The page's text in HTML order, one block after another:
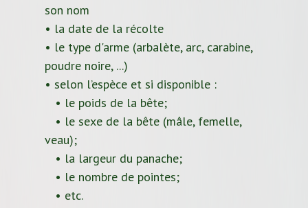
son nom
• la date de la récolte
• le type d'arme (arbalète, arc, carabine,
poudre noire, ...)
• selon l’espèce et si disponible :
• le poids de la bête;
• le sexe de la bête (mâle, femelle,
veau);
• la largeur du panache;
• le nombre de pointes;
• etc.